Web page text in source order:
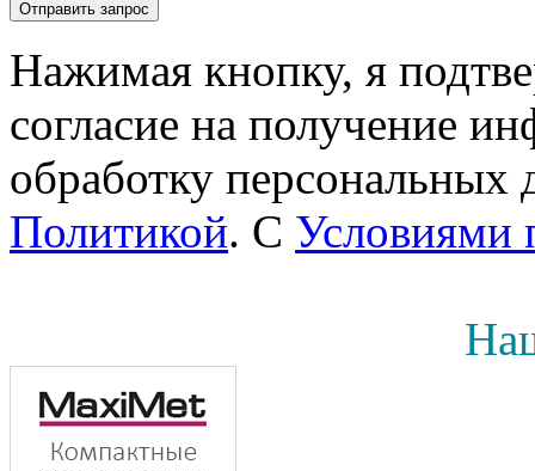
Нажимая кнопку, я
согласие на получение
обработку персональных
Политикой. С Условиями